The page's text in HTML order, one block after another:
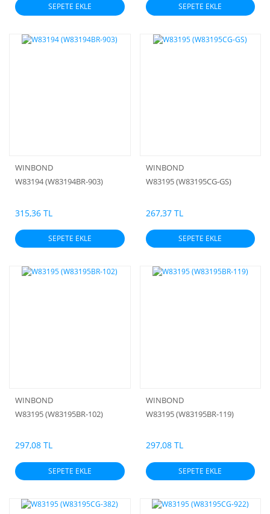
SEPETE EKLE SEPETE EKLE
WINBOND
W83194 (W83194BR-903)
315,36 TL
SEPETE EKLE
WINBOND
W83195 (W83195CG-GS)
267,37 TL
SEPETE EKLE
WINBOND
W83195 (W83195BR-102)
297,08 TL
SEPETE EKLE
WINBOND
W83195 (W83195BR-119)
297,08 TL
SEPETE EKLE